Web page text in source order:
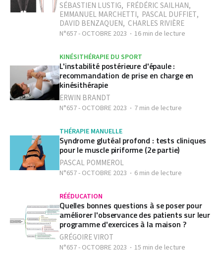
SÉBASTIEN LUSTIG, FRÉDÉRIC SAILHAN,
EMMANUEL MARCHETTI, PASCAL DUFFIET,
DAVID BENZAQUEN, CHARLES RIVIÈRE
N°657 - OCTOBRE 2023 16 min de lecture
KINÉSITHÉRAPIE DU SPORT
L'instabilité postérieure d'épaule :
recommandation de prise en charge en
kinésithérapie
ERWIN BRANDT
N°657 - OCTOBRE 2023 7 min de lecture
THÉRAPIE MANUELLE
Syndrome glutéal profond : tests cliniques
pour le muscle piriforme (2e partie)
PASCAL POMMEROL
N°657 - OCTOBRE 2023 6 min de lecture
RÉÉDUCATION
Quelles bonnes questions à se poser pour
améliorer l'observance des patients sur leur
programme d'exercices à la maison ?
GRÉGOIRE VIROT
N°657 - OCTOBRE 2023 15 min de lecture